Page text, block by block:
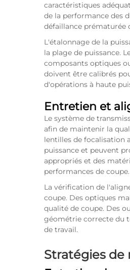
caractéristiques
de la performance des
défaillance prématurée
L'étalonnage de la
la plage de puissance.
composants optiques
doivent être calibrés
d'opérations à haute
Entretien et
Le système de
afin de maintenir la
lentilles de focalisation
puissance et peuvent
appropriés et des
performances de coupe.
La vérification de
coupe. Des optiques
qualité de coupe. Des
géométrie correcte du
de travail.
Stratégies